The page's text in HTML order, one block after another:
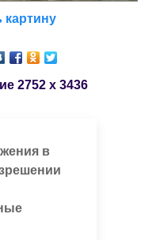
2752 x 3436
в